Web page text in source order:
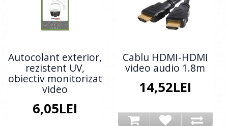
Autocolant exterior,
rezistent UV,
obiectiv monitorizat
video
6,05LEI
Cablu HDMI-HDMI
video audio 1.8m
14,52LEI